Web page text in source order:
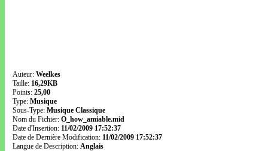
Auteur: Weelkes
Taille: 16,29KB
Points: 25,00
Type: Musique
Sous-Type: Musique Classique
Nom du Fichier: O_how_amiable.mid
Date d'Insertion: 11/02/2009 17:52:37
Date de Dernière Modification: 11/02/2009 17:52:37
Langue de Description: Anglais